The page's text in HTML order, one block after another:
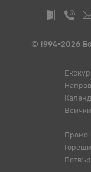
© 1994-2026